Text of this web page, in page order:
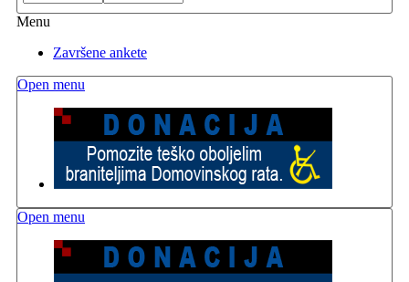
Menu
Završene ankete
Open menu
Open menu